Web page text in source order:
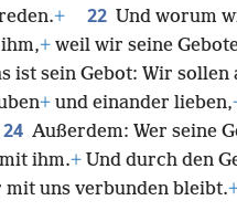
+ 22 Und worum
+ weil wir seine
ist sein Gebot: Wir sollen
+ und einander lieben,
24 Außerdem: Wer seine
ihm.+ Und durch den
mit uns verbunden bleibt.